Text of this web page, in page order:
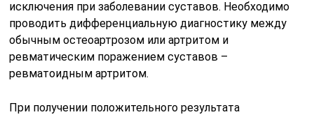
исключения при заболевании суставов. Необходимо
проводить дифференциальную диагностику между
обычным остеоартрозом или артритом и
ревматическим поражением суставов –
ревматоидным артритом.
При получении положительного результата